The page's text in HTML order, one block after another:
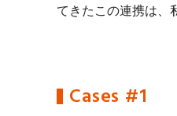
てきたこの連携は、
Cases #1